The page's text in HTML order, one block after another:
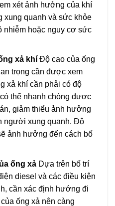
xét ảnh hưởng của khí
xung quanh và sức khỏe
nhiễm hoặc nguy cơ sức
xả khíĐộ cao của ống
trọng cần được xem
xả khí cần phải có độ
thể nhanh chóng được
giảm thiểu ảnh hưởng
người xung quanh. Độ
ảnh hưởng đến cách bố
ống xảDựa trên bố trí
diesel và các điều kiện
cần xác định hướng đi
ống xả nên càng